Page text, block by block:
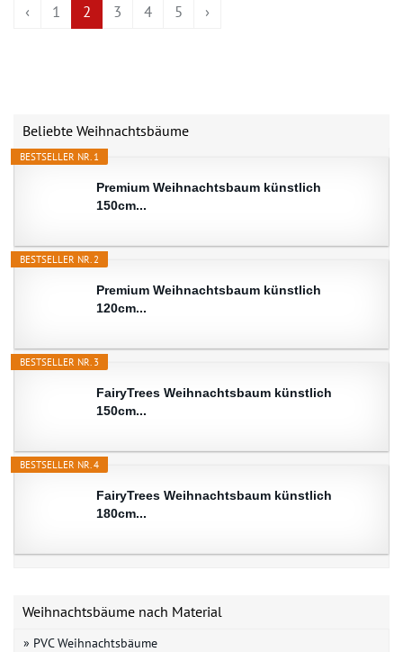
‹ 1 2 3 4 5 ›
Beliebte Weihnachtsbäume
BESTSELLER NR. 1
Premium Weihnachtsbaum künstlich
150cm...
BESTSELLER NR. 2
Premium Weihnachtsbaum künstlich
120cm...
BESTSELLER NR. 3
FairyTrees Weihnachtsbaum künstlich
150cm...
BESTSELLER NR. 4
FairyTrees Weihnachtsbaum künstlich
180cm...
Weihnachtsbäume nach Material
» PVC Weihnachtsbäume